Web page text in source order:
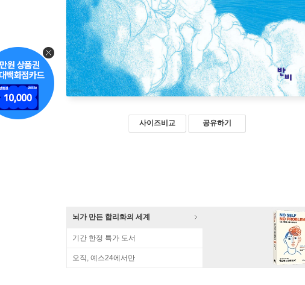
사이즈비교 공유하기
뇌가 만든 합리화의 세계
기간 한정 특가 도서
오직, 예스24에서만